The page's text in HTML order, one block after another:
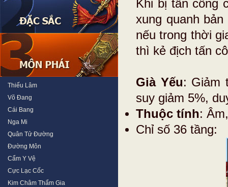
Thiếu Lâm
Võ Đang
Cái Bang
Nga Mi
Quân Tử Đường
Đường Môn
Cẩm Y Vệ
Cực Lạc Cốc
Kim Châm Thẩm Gia
Khi bị tấn công
xung quanh
nếu trong thời
thì kẻ địch tấn
Già Yếu: Giảm
suy giảm 5%,
Thuộc tính:
Chỉ số 36 tầng: